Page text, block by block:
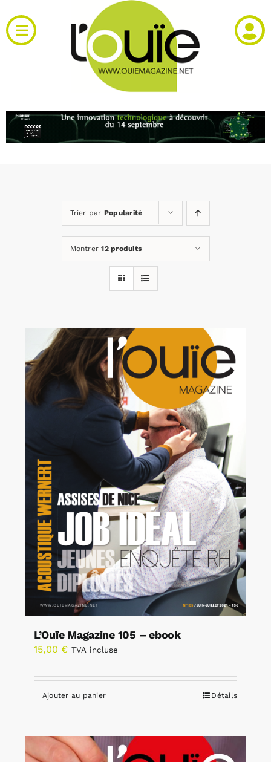
au
contenu
Toggle
Navigation
RH et emploi
Annonces emploi
Trier par Popularité
Montrer12 produits
L’Ouïe Magazine 105 – ebook
15,00 € TVA incluse
Ajouter au panier Détails